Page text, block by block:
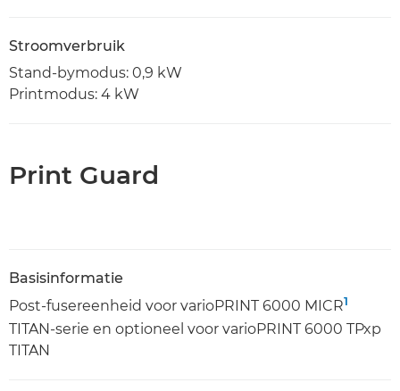
Stroomverbruik
Stand-bymodus: 0,9 kW
Printmodus: 4 kW
Print Guard
Basisinformatie
Post-fusereenheid voor varioPRINT 6000 MICR1
TITAN-serie en optioneel voor varioPRINT 6000 TPxp
TITAN